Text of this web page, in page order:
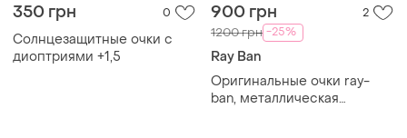
350 грн 0
Солнцезащитные очки с
диоптриями +1,5
900 грн 2
1200 грн -25%
Ray Ban
Оригинальные очки ray-
ban, металлическая